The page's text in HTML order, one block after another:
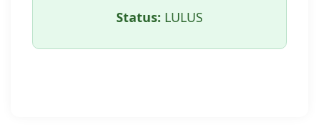
Status: LULUS